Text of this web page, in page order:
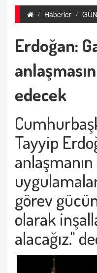
Haberler
Erdoğan:
edecek
Tayyip
görev
olarak
alacağız."